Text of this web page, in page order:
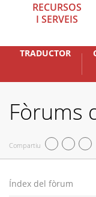
RECURSOS
I SERVEIS
TRADUCTOR
Fòrums
Compartiu
Índex del fòrum